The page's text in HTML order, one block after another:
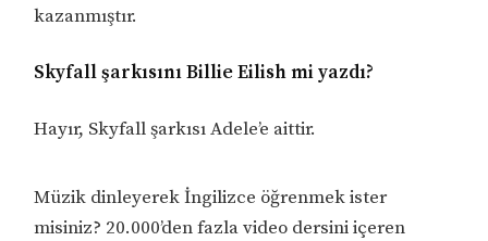
kazanmıştır.
Skyfall şarkısını Billie Eilish mi yazdı?
Hayır, Skyfall şarkısı Adele’e aittir.
Müzik dinleyerek İngilizce öğrenmek ister
misiniz? 20.000’den fazla video dersini içeren